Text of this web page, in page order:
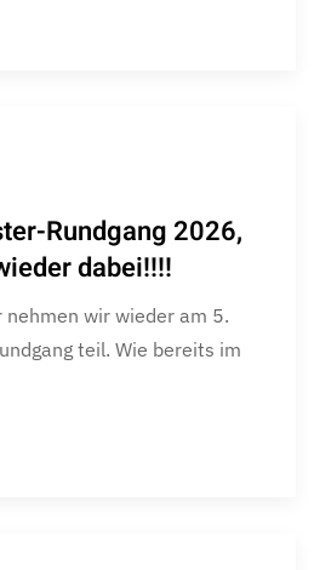
Rundgang 2026,
dabei!!!!
nehmen wir wieder am 5.
teil. Wie bereits im